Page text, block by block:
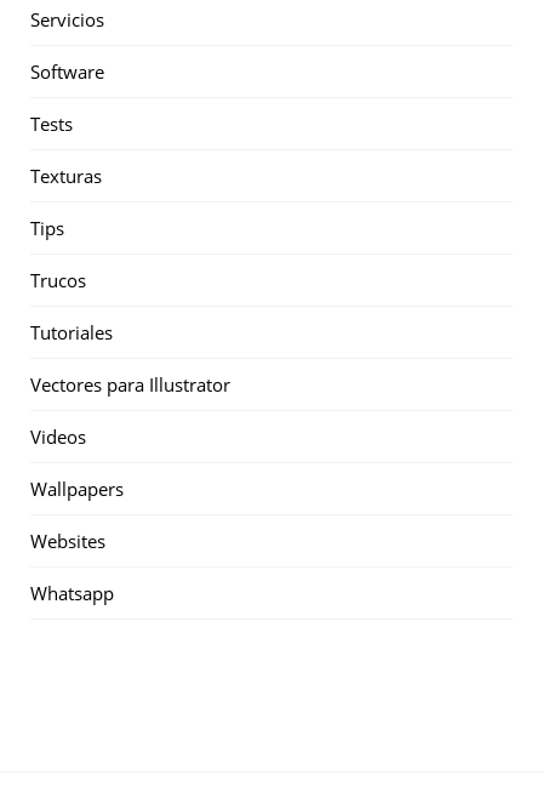
Servicios
Software
Tests
Texturas
Tips
Trucos
Tutoriales
Vectores para Illustrator
Videos
Wallpapers
Websites
Whatsapp